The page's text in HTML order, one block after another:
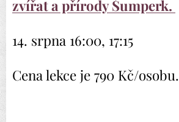
zvířat a přírody Šumperk.
14. srpna 16:00, 17:15
Cena lekce je 790 Kč/osobu.